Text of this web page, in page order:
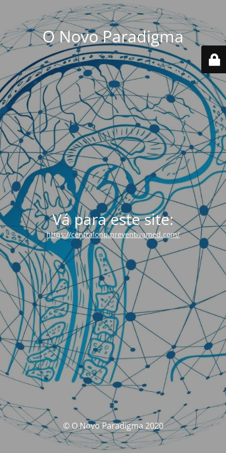
O Novo Paradigma
Vá para este site:
https://centralonp.preventivamed.com/
© O Novo Paradigma 2020